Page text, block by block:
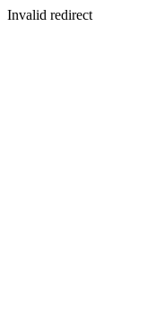
Invalid redirect